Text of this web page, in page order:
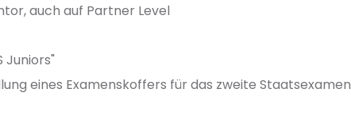
auch auf Partner Level
eines Examenskoffers für das zweite Staatsexamen